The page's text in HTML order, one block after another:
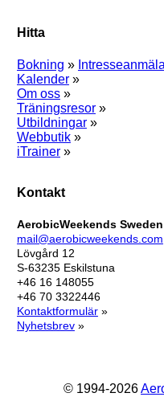
Hitta
Bokning »
Kalender»
Om oss»
Träningsresor»
Utbildningar»
Webbutik»
iTrainer»
Kontakt
AerobicWeekends Sweden
mail@aerobicweekends.com
Lövgård 12
S-63235 Eskilstuna
+46 16 148055
+46 70 3322446
Kontaktformulär»
Nyhetsbrev»
© 1994-2026